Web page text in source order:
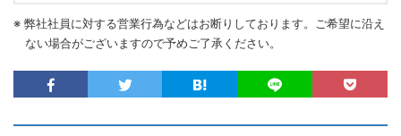
※ 弊社社員に対する営業行為などはお断りしております。ご希望に沿え
ない場合がございますので予めご了承ください。